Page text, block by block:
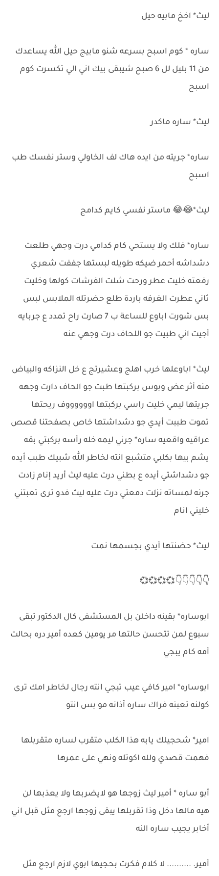
ليث* اخخ مابيه حيل
ساره * كوم اسبح بسرعه شنو مابيج حيل الله يساعدك
من 11 بليل لل 6 صبح شيبقى بيك اني الي تكسرت كوم
اسبح
ليث* ساره ماكدر
ساره* جريته من ايده هاك لف الخاولي وستر نفسك طب
اسبح
ليث*😂😂 ماستر نفسي كايم كدامج
ساره* فلك ولا يستحي كام كدامي درت وجهي طلعت
دشداشه أحمر ضيكه طويله لبستها جففت شعري
رفعته خليت عطر ورحت شلت الفرشات كولها وخليت
ثاني عطرت الغرفه باردة طلع حضرتله الملابس لبس
بس شورت اباوع للساعة ب 7 صارت راح تمدد ع جربايه
أجيت اني طبيت جو اللحاف درت وجهي عنه
ليث* اباوعلها خرب اهلج وعشيرتج ع خل النزاكه والبياض
منه أثر عض وبوس بركبتها طبت جو الحاف دارت وجهه
جريتها ليمي خليت راسي بركبتها اووووووف ريحتها
تموت طببت أيدي جو دشداشتها خاص بصفحتنا قصص
عراقيه واقعيه ساره* جرني ليمه خله رأسه بركبتي بقه
يشم بيها بكلبي متشبع انته لخاطر الله شبيك طبب أيده
جو دشداشتي أيده ع بطني درت عليه ليث أريد إنام زادت
جرئه لمساته نزلت دمعتي درت عليه ليث فدو ترى تعبتني
خليني انام
ليث* حضنتها أيدي بجسمها نمت
👇👇👇👇👇💞💞💞💞
ابوساره* بقينه داخلن بل المستشفى كال الدكتور تبقى
سبوع لمن تتحسن حالتها مر يومين كعده أمير دره بحالت
أمه كام يبجي
ابوساره* امير كافي عيب تبجي انته رجال لخاطر امك ترى
كولنه تعبنه فراك ساره آذانه مو بس انتو
امير* شحجيلك يابه هذا الكلب متقرب لساره متقربلها
فهمت قصدي ولله اكوتله ونهي على عمرها
أبو ساره * أمير ليث زوجها هو لايضربها ولا يعذبها لن
هيه مالها دخل وذا تقربلها يبقى زوجها ارجع مثل قبل اني
أخابر يجيب ساره النه
أمير. .......... لا كلام فكرت بحجيها ابوي لازم ارجع مثل